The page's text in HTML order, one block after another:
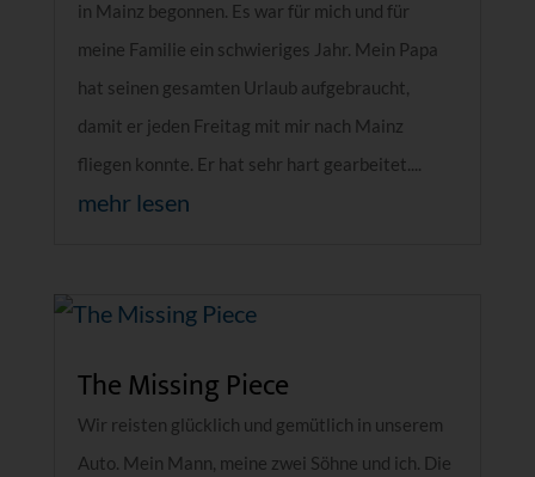
in Mainz begonnen. Es war für mich und für
meine Familie ein schwieriges Jahr. Mein Papa
hat seinen gesamten Urlaub aufgebraucht,
damit er jeden Freitag mit mir nach Mainz
fliegen konnte. Er hat sehr hart gearbeitet....
mehr lesen
The Missing Piece
Wir reisten glücklich und gemütlich in unserem
Auto. Mein Mann, meine zwei Söhne und ich. Die